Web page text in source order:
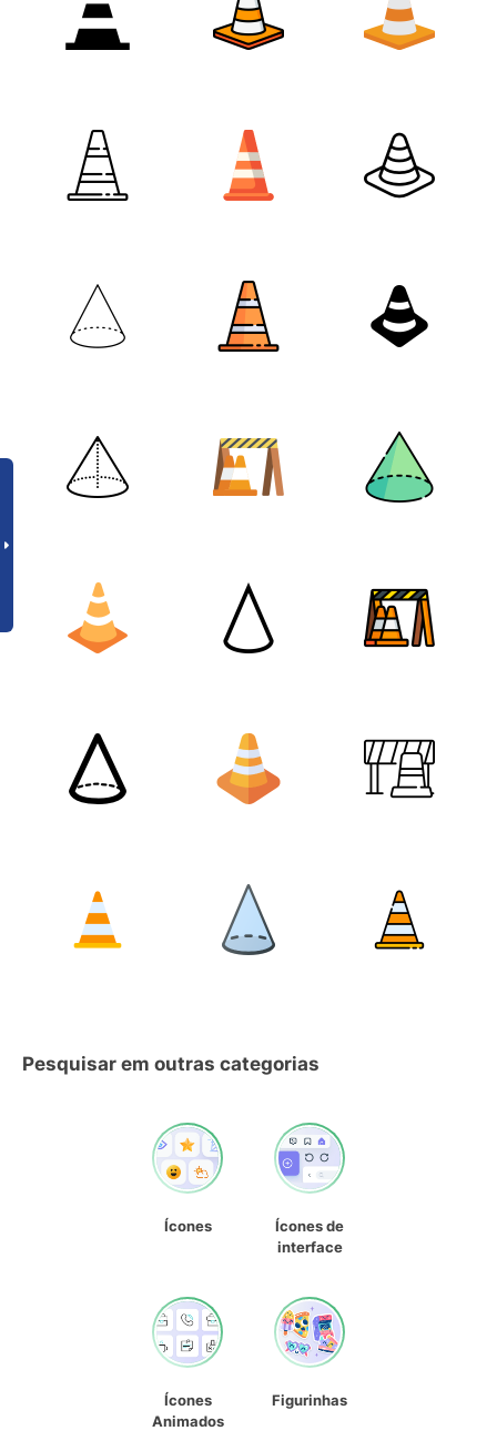
Pesquisar em outras categorias
Ícones
Ícones de
interface
Ícones
Animados
Figurinhas